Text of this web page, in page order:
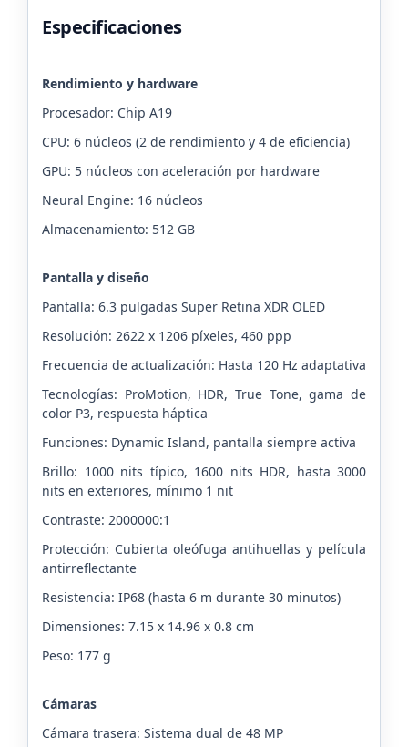
Especificaciones
Rendimiento y hardware
Procesador: Chip A19
CPU: 6 núcleos (2 de rendimiento y 4 de eficiencia)
GPU: 5 núcleos con aceleración por hardware
Neural Engine: 16 núcleos
Almacenamiento: 512 GB
Pantalla y diseño
Pantalla: 6.3 pulgadas Super Retina XDR OLED
Resolución: 2622 x 1206 píxeles, 460 ppp
Frecuencia de actualización: Hasta 120 Hz adaptativa
Tecnologías: ProMotion, HDR, True Tone, gama de
color P3, respuesta háptica
Funciones: Dynamic Island, pantalla siempre activa
Brillo: 1000 nits típico, 1600 nits HDR, hasta 3000
nits en exteriores, mínimo 1 nit
Contraste: 2000000:1
Protección: Cubierta oleófuga antihuellas y película
antirreflectante
Resistencia: IP68 (hasta 6 m durante 30 minutos)
Dimensiones: 7.15 x 14.96 x 0.8 cm
Peso: 177 g
Cámaras
Cámara trasera: Sistema dual de 48 MP